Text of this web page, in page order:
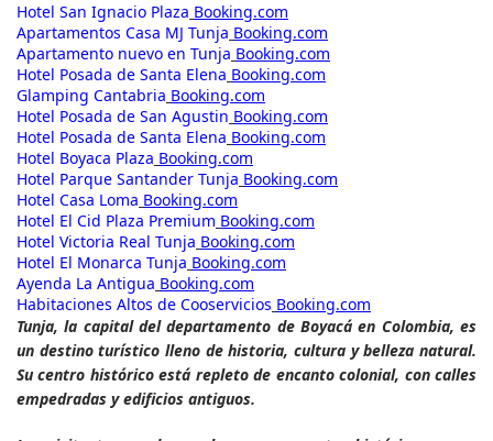
Hotel San Ignacio Plaza Booking.com
Apartamentos Casa MJ Tunja Booking.com
Apartamento nuevo en Tunja Booking.com
Hotel Posada de Santa Elena Booking.com
Glamping Cantabria Booking.com
Hotel Posada de San Agustin Booking.com
Hotel Posada de Santa Elena Booking.com
Hotel Boyaca Plaza Booking.com
Hotel Parque Santander Tunja Booking.com
Hotel Casa Loma Booking.com
Hotel El Cid Plaza Premium Booking.com
Hotel Victoria Real Tunja Booking.com
Hotel El Monarca Tunja Booking.com
Ayenda La Antigua Booking.com
Habitaciones Altos de Cooservicios Booking.com
Tunja, la capital del departamento de Boyacá en Colombia, es
un destino turístico lleno de historia, cultura y belleza natural.
Su centro histórico está repleto de encanto colonial, con calles
empedradas y edificios antiguos.